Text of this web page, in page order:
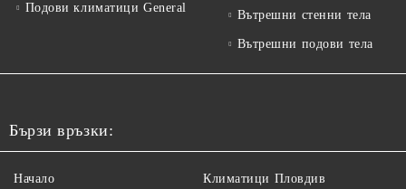
Подови климатици General
Вътрешни стенни тела
Вътрешни подови тела
Бързи връзки:
Начало Климатици Пловдив